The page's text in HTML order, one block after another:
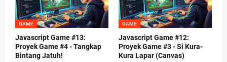
GAME
Javascript Game #13:
Proyek Game #4 - Tangkap
Bintang Jatuh!
GAME
Javascript Game #12:
Proyek Game #3 - Si Kura-
Kura Lapar (Canvas)